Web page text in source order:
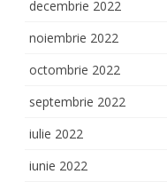
decembrie 2022
noiembrie 2022
octombrie 2022
septembrie 2022
iulie 2022
iunie 2022